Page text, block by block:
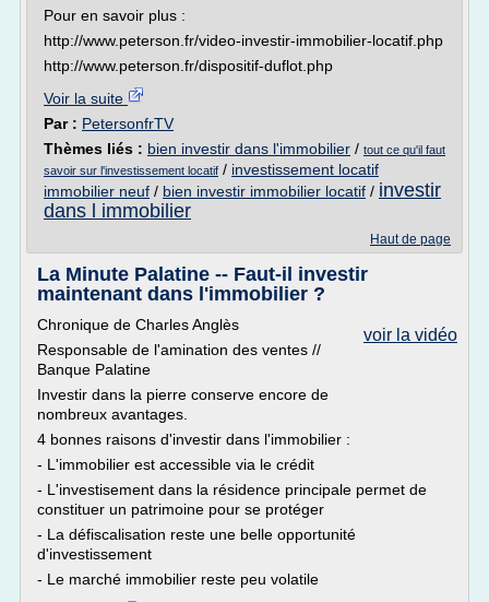
Pour en savoir plus :
http://www.peterson.fr/video-investir-immobilier-locatif.php
http://www.peterson.fr/dispositif-duflot.php
Voir la suite
Par : PetersonfrTV
Thèmes liés : bien investir dans l'immobilier / tout ce qu'il faut
savoir sur l'investissement locatif / investissement locatif
immobilier neuf / bien investir immobilier locatif / investir
dans l immobilier
Haut de page
La Minute Palatine -- Faut-il investir
maintenant dans l'immobilier ?
voir la vidéo
Chronique de Charles Anglès
Responsable de l'amination des ventes //
Banque Palatine
Investir dans la pierre conserve encore de
nombreux avantages.
4 bonnes raisons d'investir dans l'immobilier :
- L'immobilier est accessible via le crédit
- L'investisement dans la résidence principale permet de
constituer un patrimoine pour se protéger
- La défiscalisation reste une belle opportunité
d'investissement
- Le marché immobilier reste peu volatile